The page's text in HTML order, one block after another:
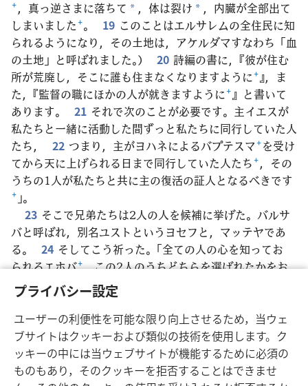
プライバシー設定
ユーザーの利便性を可能な限り向上させるため，当ウェ
ブサイトはクッキーおよび類似の技術を使用します。ク
ッキーの中には当ウェブサイトが機能するために必須の
ものもあり，そのクッキーを拒否することはできませ
+，真っ逆さまに落ちて * ，体は裂け * ，内臓が全部出て
しまいました+。 19 このことはエルサレムの全住民に知
られるようになり，その土地は，アケルダマすなわち「血
の土地」と呼ばれました。）
20 詩編の書に，『彼が住む
所が荒廃し，そこに誰も住まなくなりますように+』，ま
た，『監督の職にほかの人が就きますように+』と書いて
あります。
21 それで次のことが必要です。主イエスが
私たちと一緒に活動した間ずっと私たちに同行していた人
たち，
22 つまり，主がヨハネによるバプテスマ+を受け
てから天に上げられる日まで同行していた人たち+，その
うちの1人が私たちと共に主の復活の証人となるべきです
+ 」。
23 そこで兄弟たちは2人の人を候補に挙げた。バルサ
バと呼ばれ，別名ユストというヨセフと，マッテヤであ
る。
24 そしてこう祈った。「全ての人の心を知ってお
られるエホバ+，この2人のうちどちらを選ばれたかをお
示しください。25この奉仕と使徒職を担う人をです。
ユダはそれを捨てて自分の道を行きました
して2人についてくじを引くと+，くじはマッテヤに当た
り，マッテヤは11人の使徒に加えられることになった。